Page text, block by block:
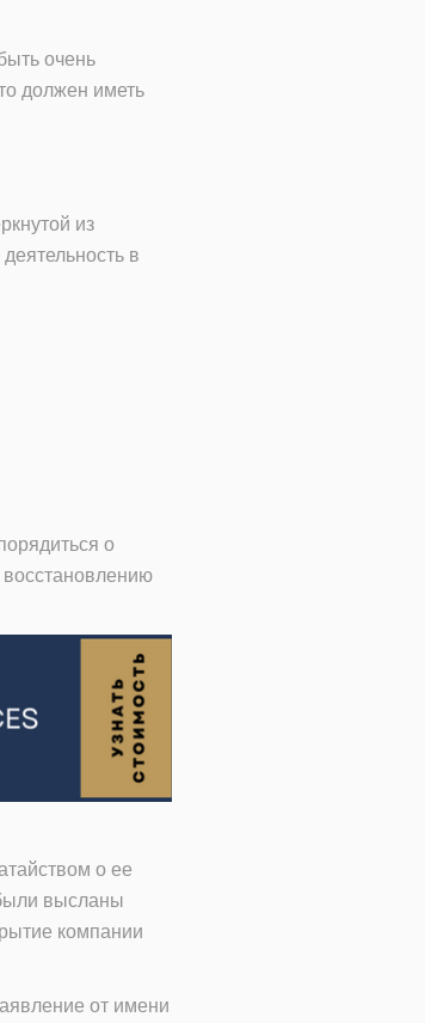
очень
должен иметь
из
в
о
о ее
высланы
компании
от имени